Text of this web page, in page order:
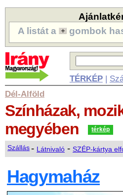
A listát a
gombok
TÉRKÉP|
Dél-Alföld
Színházak,
megyében
térkép
Szállás- Látnivaló - SZÉP-kártya
Hagymaház